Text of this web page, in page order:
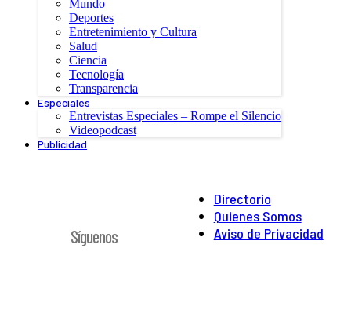
Mundo
Deportes
Entretenimiento y Cultura
Salud
Ciencia
Tecnología
Transparencia
Especiales
Entrevistas Especiales – Rompe el Silencio
Videopodcast
Publicidad
Directorio
Quienes Somos
Aviso de Privacidad
Síguenos